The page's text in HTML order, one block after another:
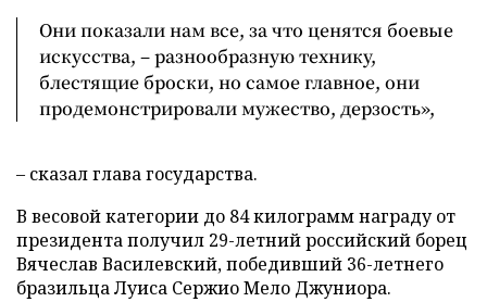
Они показали нам все, за что ценятся боевые
искусства, – разнообразную технику,
блестящие броски, но самое главное, они
продемонстрировали мужество, дерзость»,
– сказал глава государства.
В весовой категории до 84 килограмм награду от
президента получил 29-летний российский борец
Вячеслав Василевский, победивший 36-летнего
бразильца Луиса Сержио Мело Джуниора.